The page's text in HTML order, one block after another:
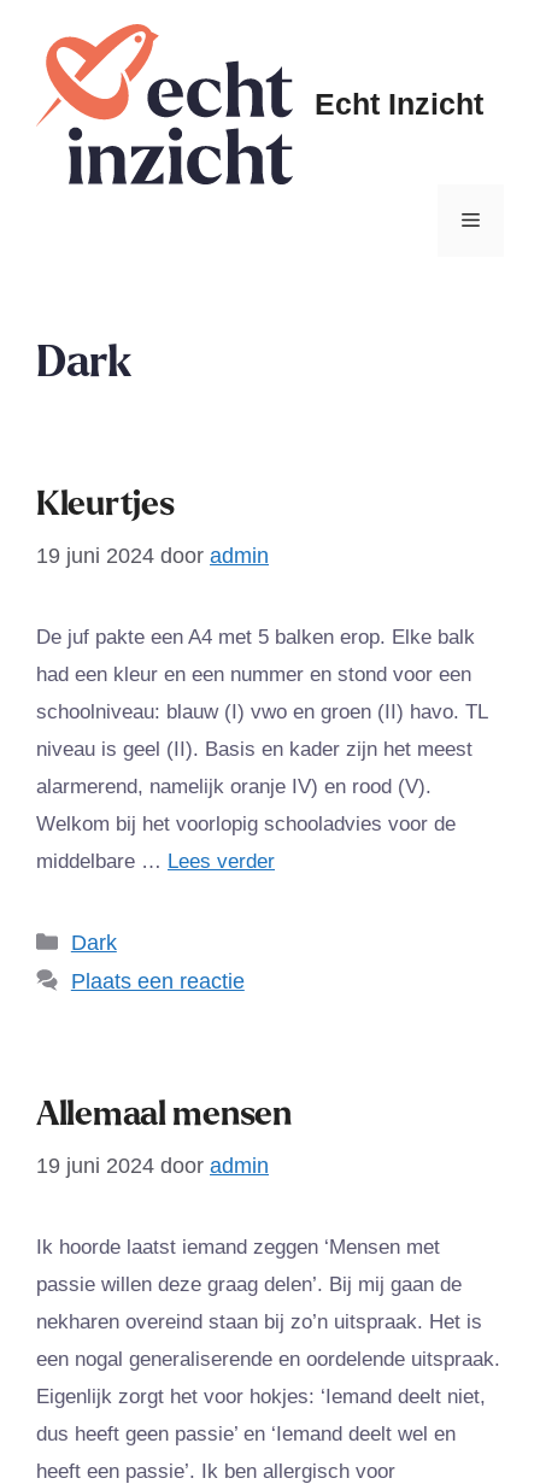
inhoud
Echt Inzicht
Menu
Dark
Kleurtjes
19 juni 2024 door admin
De juf pakte een A4 met 5 balken erop. Elke balk
had een kleur en een nummer en stond voor een
schoolniveau: blauw (I) vwo en groen (II) havo. TL
niveau is geel (II). Basis en kader zijn het meest
alarmerend, namelijk oranje IV) en rood (V).
Welkom bij het voorlopig schooladvies voor de
middelbare … Lees verder
Categorieën
Dark
Plaats een reactie
Allemaal mensen
19 juni 2024 door admin
Ik hoorde laatst iemand zeggen ‘Mensen met
passie willen deze graag delen’. Bij mij gaan de
nekharen overeind staan bij zo’n uitspraak. Het is
een nogal generaliserende en oordelende uitspraak.
Eigenlijk zorgt het voor hokjes: ‘Iemand deelt niet,
dus heeft geen passie’ en ‘Iemand deelt wel en
heeft een passie’. Ik ben allergisch voor